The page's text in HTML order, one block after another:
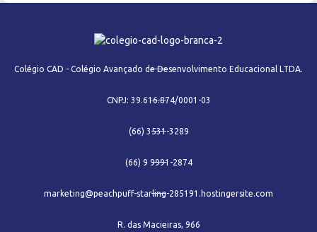
Colégio CAD - Colégio Avançado de Desenvolvimento Educacional LTDA.
CNPJ: 39.616.874/0001-03
(66) 3531-3289
(66) 9 9991-2874
marketing@peachpuff-starling-285191.hostingersite.com
R. das Macieiras, 966